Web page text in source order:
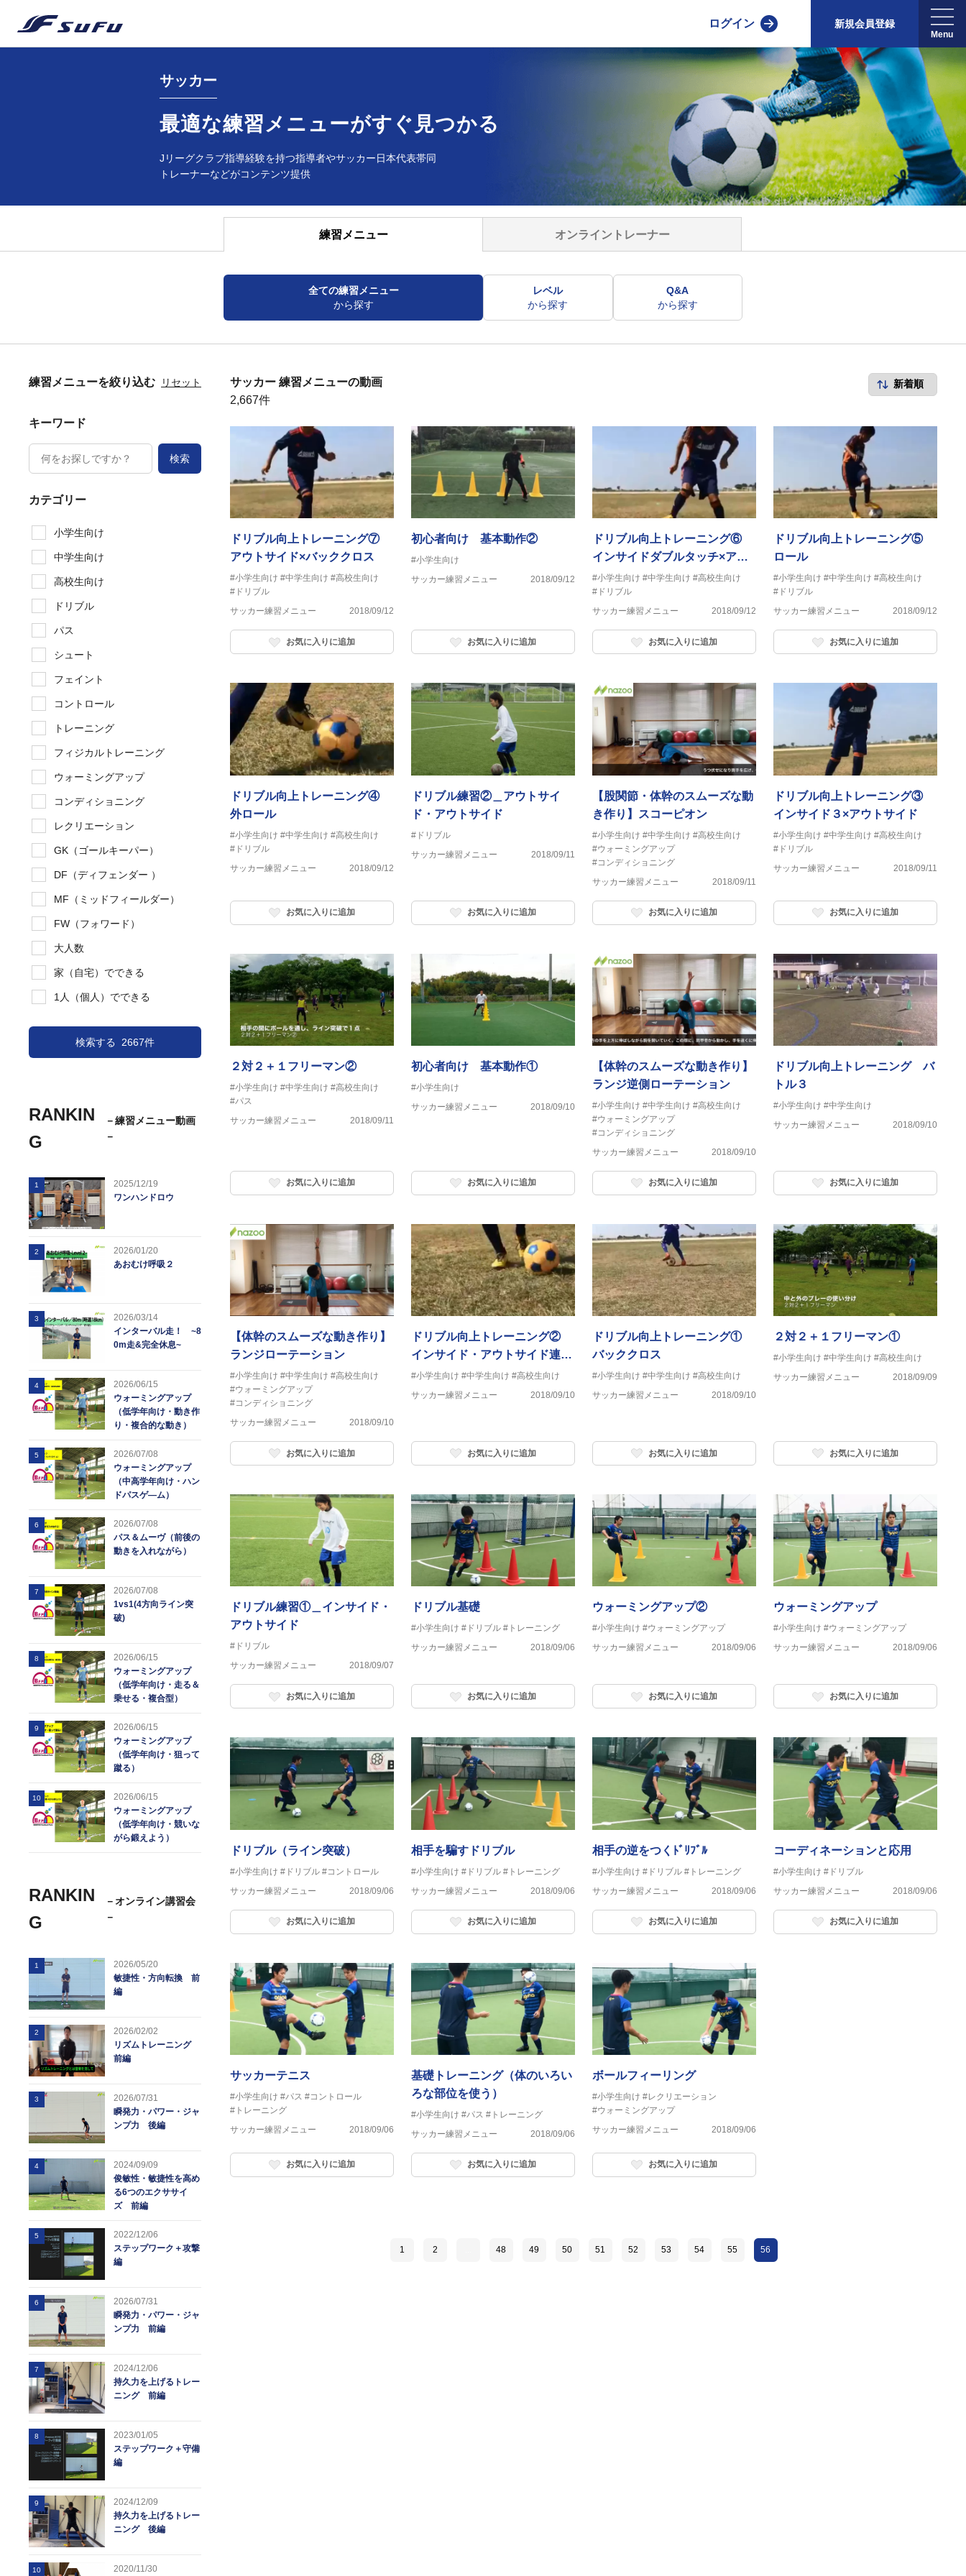
ログイン 新規会員登録
サッカー
最適な練習メニューがすぐ見つかる
Jリーグクラブ指導経験を持つ指導者やサッカー日本代表帯同
トレーナーなどがコンテンツ提供
練習メニュー オンライントレーナー
全ての練習メニュー
から探す
レベル
から探す
Q&A
から探す
練習メニューを絞り込む リセット
キーワード
検索
カテゴリー
小学生向け
中学生向け
高校生向け
ドリブル
パス
シュート
フェイント
コントロール
トレーニング
フィジカルトレーニング
ウォーミングアップ
コンディショニング
レクリエーション
GK（ゴールキーパー）
DF（ディフェンダー ）
MF（ミッドフィールダー）
FW（フォワード）
大人数
家（自宅）でできる
1人（個人）でできる
検索する 2667件
RANKIN
G
－練習メニュー動画
－
1
2025/12/19
ワンハンドロウ
2
2026/01/20
あおむけ呼吸２
3
2026/03/14
インターバル走！ ~8
0m走&完全休息~
4
2026/06/15
ウォーミングアップ
（低学年向け・動き作
り・複合的な動き）
5
2026/07/08
ウォーミングアップ
（中高学年向け・ハン
ドパスゲ―ム）
6
2026/07/08
パス＆ムーヴ（前後の
動きを入れながら）
7
2026/07/08
1vs1(4方向ライン突
破)
8
2026/06/15
ウォーミングアップ
（低学年向け・走る＆
乗せる・複合型）
9
2026/06/15
ウォーミングアップ
（低学年向け・狙って
蹴る）
10
2026/06/15
ウォーミングアップ
（低学年向け・競いな
がら鍛えよう）
RANKIN
G
－オンライン講習会
－
1
2026/05/20
敏捷性・方向転換 前
編
2
2026/02/02
リズムトレーニング
前編
3
2026/07/31
瞬発力・パワー・ジャ
ンプ力 後編
4
2024/09/09
俊敏性・敏捷性を高め
る6つのエクササイ
ズ 前編
5
2022/12/06
ステップワーク＋攻撃
編
6
2026/07/31
瞬発力・パワー・ジャ
ンプ力 前編
7
2024/12/06
持久力を上げるトレー
ニング 前編
8
2023/01/05
ステップワーク＋守備
編
9
2024/12/09
持久力を上げるトレー
ニング 後編
10 2020/11/30
サッカー 練習メニューの動画
2,667件
ドリブル向上トレーニング⑦
アウトサイド×バッククロス
#小学生向け #中学生向け #高校生向け
#ドリブル
サッカー練習メニュー
2018/09/12
お気に入りに追加
初心者向け 基本動作②
#小学生向け
サッカー練習メニュー
2018/09/12
お気に入りに追加
ドリブル向上トレーニング⑥
インサイドダブルタッチ×アウ
トサイド
#小学生向け #中学生向け #高校生向け
#ドリブル
サッカー練習メニュー
2018/09/12
お気に入りに追加
ドリブル向上トレーニング⑤
ロール
#小学生向け #中学生向け #高校生向け
#ドリブル
サッカー練習メニュー
2018/09/12
お気に入りに追加
ドリブル向上トレーニング④
外ロール
#小学生向け #中学生向け #高校生向け
#ドリブル
サッカー練習メニュー
2018/09/12
お気に入りに追加
ドリブル練習②＿アウトサイ
ド・アウトサイド
#ドリブル
サッカー練習メニュー
2018/09/11
お気に入りに追加
【股関節・体幹のスムーズな動
き作り】スコーピオン
#小学生向け #中学生向け #高校生向け
#ウォーミングアップ
#コンディショニング
サッカー練習メニュー
2018/09/11
お気に入りに追加
ドリブル向上トレーニング③
インサイド３×アウトサイド
#小学生向け #中学生向け #高校生向け
#ドリブル
サッカー練習メニュー
2018/09/11
お気に入りに追加
２対２＋１フリーマン②
#小学生向け #中学生向け #高校生向け
#パス
サッカー練習メニュー
2018/09/11
お気に入りに追加
初心者向け 基本動作①
#小学生向け
サッカー練習メニュー
2018/09/10
お気に入りに追加
【体幹のスムーズな動き作り】
ランジ逆側ローテーション
#小学生向け #中学生向け #高校生向け
#ウォーミングアップ
#コンディショニング
サッカー練習メニュー
2018/09/10
お気に入りに追加
ドリブル向上トレーニング バ
トル３
#小学生向け #中学生向け
サッカー練習メニュー
2018/09/10
お気に入りに追加
【体幹のスムーズな動き作り】
ランジローテーション
#小学生向け #中学生向け #高校生向け
#ウォーミングアップ
#コンディショニング
サッカー練習メニュー
2018/09/10
お気に入りに追加
ドリブル向上トレーニング②
インサイド・アウトサイド連続
タッチ
#小学生向け #中学生向け #高校生向け
サッカー練習メニュー
2018/09/10
お気に入りに追加
ドリブル向上トレーニング①
バッククロス
#小学生向け #中学生向け #高校生向け
サッカー練習メニュー
2018/09/10
お気に入りに追加
２対２＋１フリーマン①
#小学生向け #中学生向け #高校生向け
サッカー練習メニュー
2018/09/09
お気に入りに追加
ドリブル練習①＿インサイド・
アウトサイド
#ドリブル
サッカー練習メニュー
2018/09/07
お気に入りに追加
ドリブル基礎
#小学生向け #ドリブル #トレーニング
サッカー練習メニュー
2018/09/06
お気に入りに追加
ウォーミングアップ②
#小学生向け #ウォーミングアップ
サッカー練習メニュー
2018/09/06
お気に入りに追加
ウォーミングアップ
#小学生向け #ウォーミングアップ
サッカー練習メニュー
2018/09/06
お気に入りに追加
ドリブル（ライン突破）
#小学生向け #ドリブル #コントロール
サッカー練習メニュー
2018/09/06
お気に入りに追加
相手を騙すドリブル
#小学生向け #ドリブル #トレーニング
サッカー練習メニュー
2018/09/06
お気に入りに追加
相手の逆をつくﾄﾞﾘﾌﾞﾙ
#小学生向け #ドリブル #トレーニング
サッカー練習メニュー
2018/09/06
お気に入りに追加
コーディネーションと応用
#小学生向け #ドリブル
サッカー練習メニュー
2018/09/06
お気に入りに追加
サッカーテニス
#小学生向け #パス #コントロール
#トレーニング
サッカー練習メニュー
2018/09/06
お気に入りに追加
基礎トレーニング（体のいろい
ろな部位を使う）
#小学生向け #パス #トレーニング
サッカー練習メニュー
2018/09/06
お気に入りに追加
ボールフィーリング
#小学生向け #レクリエーション
#ウォーミングアップ
サッカー練習メニュー
2018/09/06
お気に入りに追加
1 2 48 49 50 51 52 53 54 55 56